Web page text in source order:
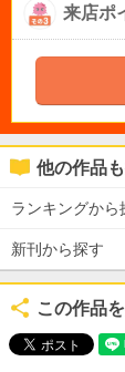
来店ポ
他の作品
ランキングから
新刊から探す
この作品